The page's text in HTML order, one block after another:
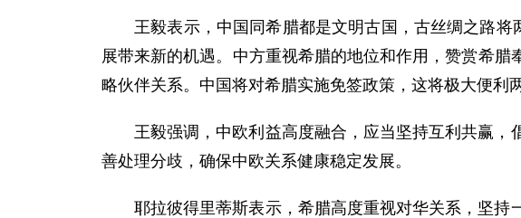
王毅表示，中国同希腊都是文明古国，古丝绸之路
展带来新的机遇。中方重视希腊的地位和作用，赞赏希
略伙伴关系。中国将对希腊实施免签政策，这将极大便利
王毅强调，中欧利益高度融合，应当坚持互利共赢
善处理分歧，确保中欧关系健康稳定发展。
耶拉彼得里蒂斯表示，希腊高度重视对华关系，坚